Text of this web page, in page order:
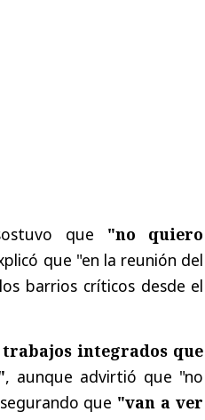
que "no quiero
que "en la reunión del
barrios críticos desde el
integrados que
, aunque advirtió que "no
que "van a ver